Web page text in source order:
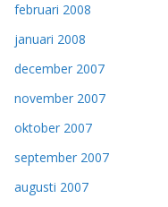
februari 2008
januari 2008
december 2007
november 2007
oktober 2007
september 2007
augusti 2007